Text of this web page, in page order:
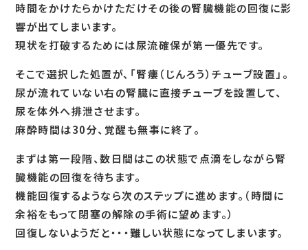
時間をかけたらかけただけその後の腎臓機能の回復に影
響が出てしまいます。
現状を打破するためには尿流確保が第一優先です。
そこで選択した処置が、「腎瘻（じんろう）チューブ設置」。
尿が流れていない右の腎臓に直接チューブを設置して、
尿を体外へ排泄させます。
麻酔時間は30分、覚醒も無事に終了。
まずは第一段階、数日間はこの状態で点滴をしながら腎
臓機能の回復を待ちます。
機能回復するようなら次のステップに進めます。（時間に
余裕をもって閉塞の解除の手術に望めます。）
回復しないようだと・・・難しい状態になってしまいます。